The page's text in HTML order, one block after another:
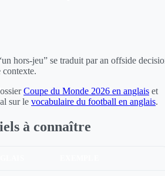
hors-jeu” se traduit par an offside
Coupe du Monde 2026 en anglais et
sur le vocabulaire du football en anglais.
à connaître